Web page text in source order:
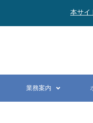
本サイ
業務案内